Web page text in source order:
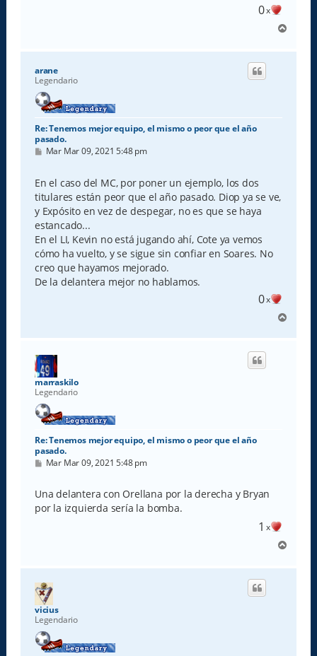
0x
r
arane
Legendario
Re: Tenemos mejor equipo, el mismo o peor que el año
pasado.
M
s
a
j
e
Mar Mar 09, 2021 5:48 pm
En el caso del MC, por poner un ejemplo, los dos
titulares están peor que el año pasado. Diop ya se ve,
y Expósito en vez de despegar, no es que se haya
estancado...
En el LI, Kevin no está jugando ahí, Cote ya vemos
cómo ha vuelto, y se sigue sin confiar en Soares. No
creo que hayamos mejorado.
De la delantera mejor no hablamos.
0x
r
marraskilo
Legendario
Re: Tenemos mejor equipo, el mismo o peor que el año
pasado.
M
s
a
j
Mar Mar 09, 2021 5:48 pm
Una delantera con Orellana por la derecha y Bryan
por la izquierda sería la bomba.
1 x
r
vicius
Legendario